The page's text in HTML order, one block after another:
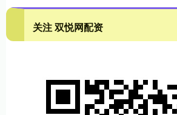
关注 双悦网配资